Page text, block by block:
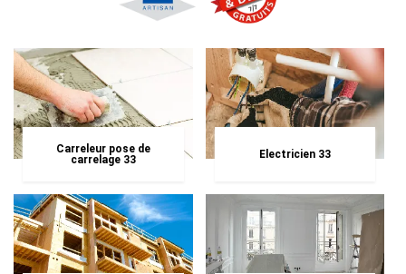
Carreleur pose de
carrelage 33
Electricien 33